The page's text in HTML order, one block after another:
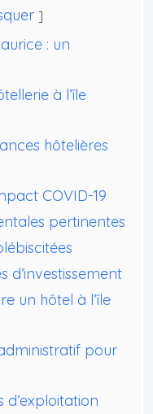
: un
à l’île
hôtelières
COVID-19
pertinentes
d’investissement
un hôtel à l’île
pour
d’exploitation